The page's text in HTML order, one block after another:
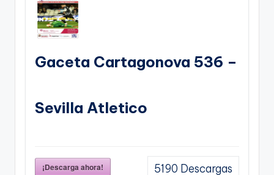
Gaceta Cartagonova 536 –
Sevilla Atletico
¡Descarga ahora! 5190 Descargas